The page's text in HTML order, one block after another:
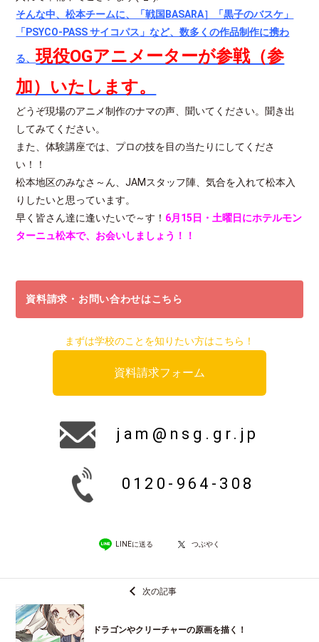
そんな中、松本チームに、「戦国BASARA］「黒子のバスケ」
「PSYCO-PASS サイコパス」など、数多くの作品制作に携わ
る、現役OGアニメーターが参戦（参
加）いたします。
どうぞ現場のアニメ制作のナマの声、聞いてください。聞き出
してみてください。
また、体験講座では、プロの技を目の当たりにしてくださ
い！！
松本地区のみなさ～ん、JAMスタッフ陣、気合を入れて松本入
りしたいと思っています。
早く皆さん達に逢いたいで～す！ 6月15日・土曜日にホテルモン
ターニュ松本で、お会いしましょう！！
資料請求・お問い合わせはこちら
まずは学校のことを知りたい方はこちら！
資料請求フォーム
jam@nsg.gr.jp
0120-964-308
LINEに送る つぶやく
次の記事
ドラゴンやクリーチャーの原画を描く！